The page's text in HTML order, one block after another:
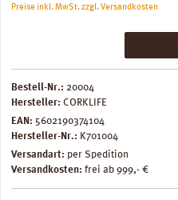
Preise inkl. MwSt. zzgl. Versandkosten
Bestell-Nr.: 20004
Hersteller: CORKLIFE
EAN: 5602190374104
Hersteller-Nr.: K701004
Versandart: per Spedition
Versandkosten: frei ab 999,- €